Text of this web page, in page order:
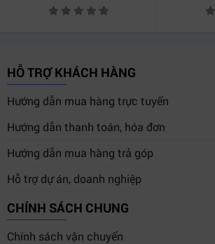
HỖ TRỢ KHÁCH HÀNG
Hướng dẫn mua hàng trực tuyến
Hướng dẫn thanh toán, hóa đơn
Hướng dẫn mua hàng trả góp
Hỗ trợ dự án, doanh nghiệp
CHÍNH SÁCH CHUNG
Chính sách vận chuyển